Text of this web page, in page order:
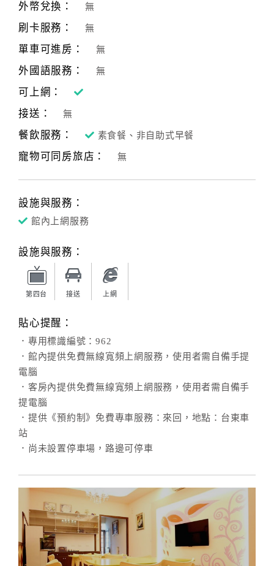
外幣兌換： 無
刷卡服務： 無
單車可進房： 無
外國語服務： 無
可上網：
接送：
無
餐飲服務： 素食餐、非自助式早餐
寵物可同房旅店： 無
設施與服務：
館內上網服務
設施與服務：
第四台 接送 上網
貼心提醒：
．專用標識編號：962
．館內提供免費無線寬頻上網服務，使用者需自備手提
電腦
．客房內提供免費無線寬頻上網服務，使用者需自備手
提電腦
．提供《預約制》免費專車服務：來回，地點：台東車
站
．尚未設置停車場，路邊可停車